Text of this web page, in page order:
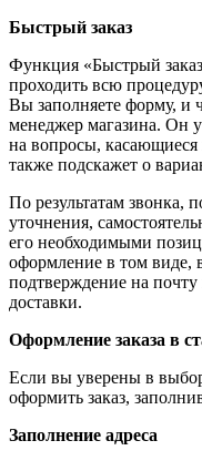
Быстрый заказ
Функция «Быстрый
проходить всю
Вы заполняете форму, и
менеджер магазина. Он
на вопросы, касающиеся
также подскажет о
По результатам звонка,
уточнения,
его необходимыми
оформление в том виде,
подтверждение на
доставки.
Оформление заказа в
Если вы уверены в
оформить заказ,
Заполнение адреса